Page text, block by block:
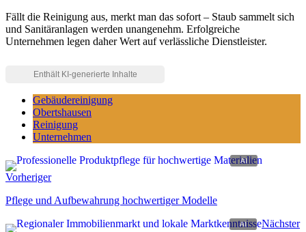
Fällt die Reinigung aus, merkt man das sofort – Staub sammelt sich
und Sanitäranlagen werden unangenehm. Erfolgreiche
Unternehmen legen daher Wert auf verlässliche Dienstleister.
Gebäudereinigung
Obertshausen
Reinigung
Unternehmen
Vorheriger
Pflege und Aufbewahrung hochwertiger Modelle
Nächster